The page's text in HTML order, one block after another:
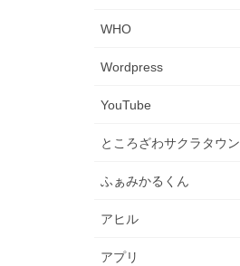
WHO
Wordpress
YouTube
ところざわサクラタウン
ふぁみかるくん
アヒル
アプリ